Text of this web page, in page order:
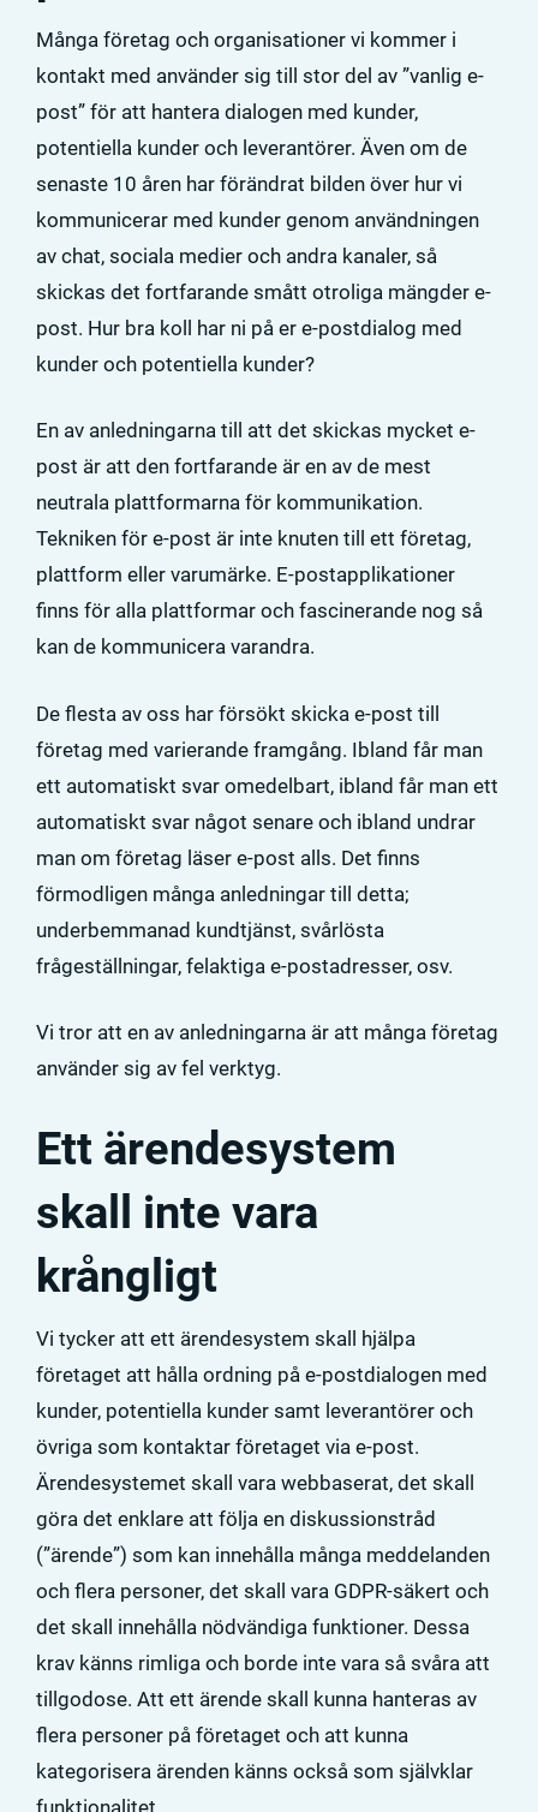
Många företag och organisationer vi kommer i
kontakt med använder sig till stor del av ”vanlig e-
post” för att hantera dialogen med kunder,
potentiella kunder och leverantörer. Även om de
senaste 10 åren har förändrat bilden över hur vi
kommunicerar med kunder genom användningen
av chat, sociala medier och andra kanaler, så
skickas det fortfarande smått otroliga mängder e-
post. Hur bra koll har ni på er e-postdialog med
kunder och potentiella kunder?
En av anledningarna till att det skickas mycket e-
post är att den fortfarande är en av de mest
neutrala plattformarna för kommunikation.
Tekniken för e-post är inte knuten till ett företag,
plattform eller varumärke. E-postapplikationer
finns för alla plattformar och fascinerande nog så
kan de kommunicera varandra.
De flesta av oss har försökt skicka e-post till
företag med varierande framgång. Ibland får man
ett automatiskt svar omedelbart, ibland får man ett
automatiskt svar något senare och ibland undrar
man om företag läser e-post alls. Det finns
förmodligen många anledningar till detta;
underbemmanad kundtjänst, svårlösta
frågeställningar, felaktiga e-postadresser, osv.
Vi tror att en av anledningarna är att många företag
använder sig av fel verktyg.
Ett ärendesystem
skall inte vara
krångligt
Vi tycker att ett ärendesystem skall hjälpa
företaget att hålla ordning på e-postdialogen med
kunder, potentiella kunder samt leverantörer och
övriga som kontaktar företaget via e-post.
Ärendesystemet skall vara webbaserat, det skall
göra det enklare att följa en diskussionstråd
(”ärende”) som kan innehålla många meddelanden
och flera personer, det skall vara GDPR-säkert och
det skall innehålla nödvändiga funktioner. Dessa
krav känns rimliga och borde inte vara så svåra att
tillgodose. Att ett ärende skall kunna hanteras av
flera personer på företaget och att kunna
kategorisera ärenden känns också som självklar
funktionalitet.